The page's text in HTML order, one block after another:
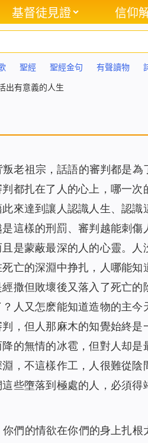
基督徒見證 信仰
聖經 聖經金句 有聲讀物
出有意義的人生
老祖宗，話語的審判都是為
都扎在了人的心上，哪一次
來達到讓人認識人生、認識
這樣的刑罰、審判越能刺傷
是蒙蔽最深的人的心靈。人
亡的深淵中挣扎，人哪能知
撒但敗壞後又落入了死亡的
人又怎麽能知道造物的主今
，但人那麻木的知覺始終是
的無情的冰雹，但對人却是
，不這樣作工，人很難從陰
些墮落到極處的人，必須得
們的情欲在你們的身上扎根